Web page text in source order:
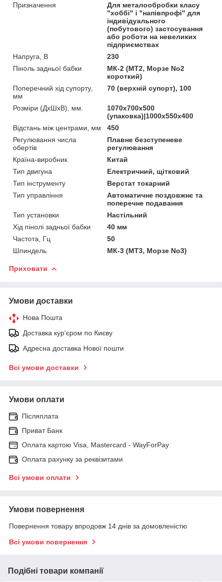
Призначення
Для металообробки класу
"хоббі" і "напівпрофі" для
індивідуального
(побутового) застосування
або роботи на невеликих
підприємствах
Напруга, В
230
Піноль задньої бабки
МК-2 (МТ2, Морзе No2
короткий)
Поперечний хід супорту,
мм
70 (верхній супорт), 100
Розміри (ДхШхВ), мм.
1070х700х500
(упаковка)|1000х550х400
Відстань між центрами, мм
450
Регулювання числа
обертів
Плавне безступеневе
регулювання
Країна-виробник
Китай
Тип двигуна
Електричний, щітковий
Тип інструменту
Верстат токарний
Тип управління
Автоматичне поздовжнє та
поперечне подавання
Тип установки
Настільний
Хід пінолі задньої бабки
40 мм
Частота, Гц
50
Шпиндель
МК-3 (МТ3, Морзе No3)
Приховати
Умови доставки
Нова Пошта
Доставка кур'єром по Києву
Адресна доставка Нової пошти
Всі умови доставки
Умови оплати
Післяплата
Приват Банк
Оплата картою Visa, Mastercard - WayForPay
Оплата рахунку за реквізитами
Всі умови оплати
Умови повернення
Повернення товару впродовж 14 днів за домовленістю
Всі умови повернення
Подібні товари компанії